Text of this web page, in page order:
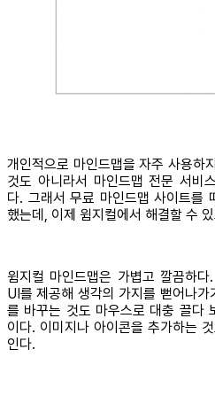
개인적으로 마인드맵을 자주 사용하
것도 아니라서 마인드맵 전문 서비
다. 그래서 무료 마인드맵 사이트를
했는데, 이제 윔지컬에서 해결할 수
윔지컬 마인드맵은 가볍고 깔끔하
UI를 제공해 생각의 가지를 뻗어나
를 바꾸는 것도 마우스로 대충 끌다
이다. 이미지나 아이콘을 추가하는
인다.